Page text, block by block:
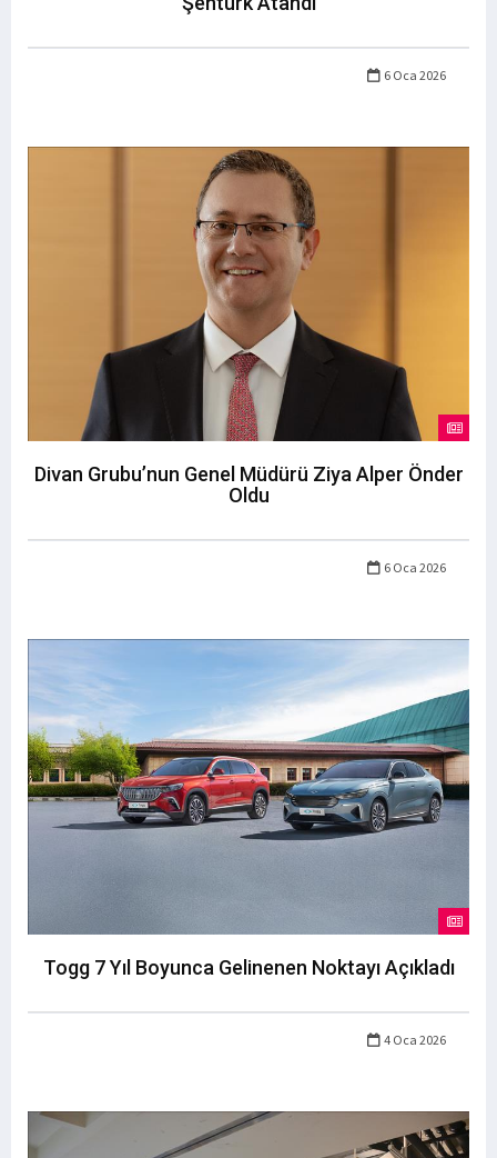
6 Oca 2026
Divan Grubu’nun Genel Müdürü Ziya Alper Önder
Oldu
6 Oca 2026
Togg 7 Yıl Boyunca Gelinenen Noktayı Açıkladı
4 Oca 2026